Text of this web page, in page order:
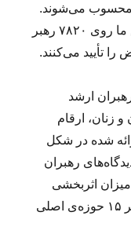
محسوب می‌شوند.
آمارهای به‌دست آمده از آخرین پیمایش ما روی ۷۸۲۰ رهبر
ارشد
زنان، ارقام
شده در شکل
رهبران
اثربخشی
مردان و زنان به‌صورت جداگانه برای هر ۱۵ حوزه‌ی اصلی